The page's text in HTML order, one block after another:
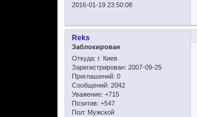
2016-01-19 23:50:08
Reks
Заблокирован
Откуда: г. Киев
Зарегистрирован: 2007-09-25
Приглашений: 0
Сообщений: 2042
Уважение: +715
Позитив: +547
Пол: Мужской